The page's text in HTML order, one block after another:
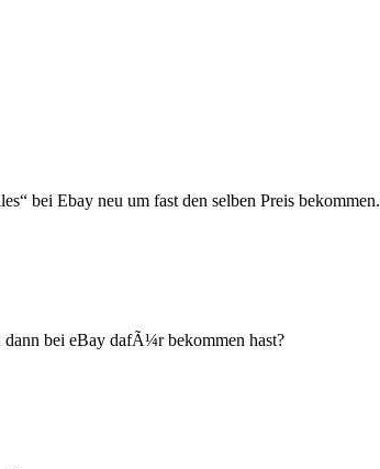
bei Ebay neu um fast den selben Preis bekommen.
dann bei eBay dafÃ¼r bekommen hast?